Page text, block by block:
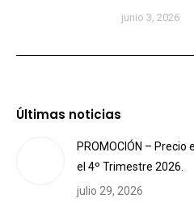
junio 3, 2026
Últimas noticias
PROMOCIÓN –
el 4º Trimestre 2026.
julio 29, 2026